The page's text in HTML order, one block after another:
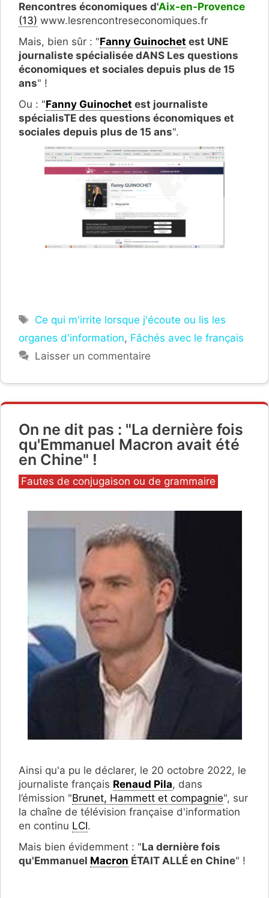
Rencontres économiques d'Aix-en-Provence
(13) www.lesrencontreseconomiques.fr
Mais, bien sûr : "Fanny Guinochet est UNE
journaliste spécialisée dANS Les questions
économiques et sociales depuis plus de 15
ans" !
Ou : "Fanny Guinochet est journaliste
spécialisTE des questions économiques et
sociales depuis plus de 15 ans".
Étiquettes
Ce qui m'irrite lorsque j'écoute ou lis les
organes d'information, Fâchés avec le français
Laisser un commentaire
On ne dit pas : "La dernière fois
qu'Emmanuel Macron avait été
en Chine" !
Catégories
Fautes de conjugaison ou de grammaire
Ainsi qu'a pu le déclarer, le 20 octobre 2022, le
journaliste français Renaud Pila, dans
l’émission "Brunet, Hammett et compagnie", sur
la chaîne de télévision française d'information
en continu LCI.
Mais bien évidemment : "La dernière fois
qu'Emmanuel Macron ÉTAIT ALLÉ en Chine" !